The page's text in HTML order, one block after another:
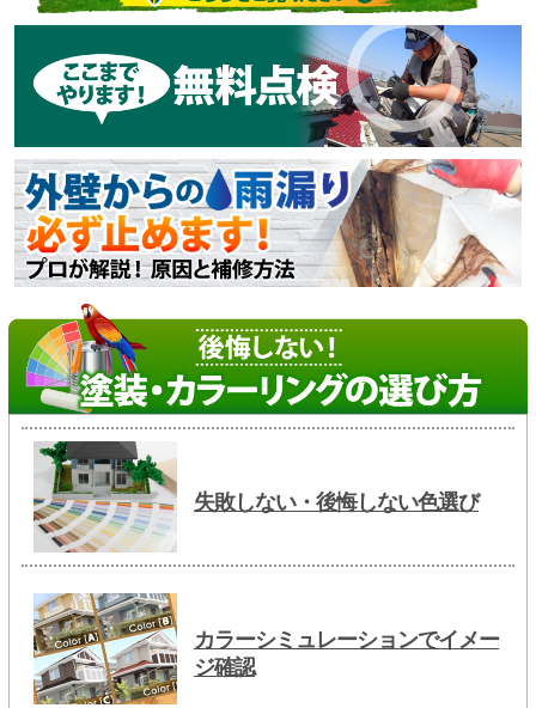
失敗しない・後悔しない色選び
カラーシミュレーションでイメー
ジ確認